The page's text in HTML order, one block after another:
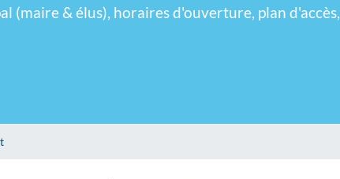
(maire & élus), horaires d'ouverture, plan d'accès,